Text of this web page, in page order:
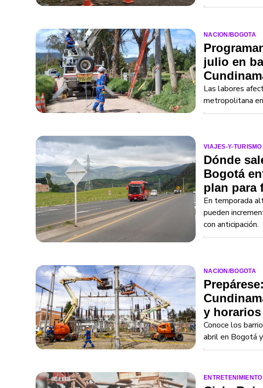
NACION/BOGOTA
julio en
Las labores
metropolitana
VIAJES-Y-TURISMO
Dónde
Bogotá
plan para
En temporada
pueden
con anticipación.
NACION/BOGOTA
y
Conoce los
abril en Bogotá y
ENTRETENIMIENTO